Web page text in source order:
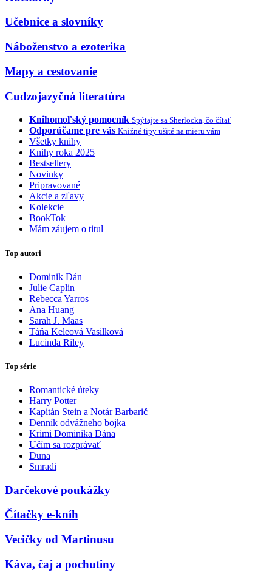
Učebnice a slovníky
Náboženstvo a ezoterika
Mapy a cestovanie
Cudzojazyčná literatúra
Knihomoľský pomocník Spýtajte sa Sherlocka, čo čítať
Odporúčame pre vás Knižné tipy ušité na mieru vám
Všetky knihy
Knihy roka 2025
Bestsellery
Novinky
Pripravované
Akcie a zľavy
Kolekcie
BookTok
Mám záujem o titul
Top autori
Dominik Dán
Julie Caplin
Rebecca Yarros
Ana Huang
Sarah J. Maas
Táňa Keleová Vasilková
Lucinda Riley
Top série
Romantické úteky
Harry Potter
Kapitán Stein a Notár Barbarič
Denník odvážneho bojka
Krimi Dominika Dána
Učím sa rozprávať
Duna
Smradi
Darčekové poukážky
Čítačky e-kníh
Vecičky od Martinusu
Káva, čaj a pochutiny